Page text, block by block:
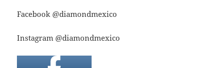
Facebook @diamondmexico
Instagram @diamondmexico